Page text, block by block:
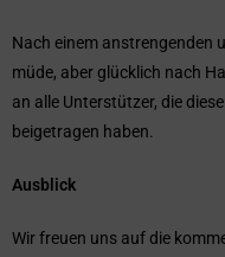
Nach einem anstrengenden
müde, aber glücklich nach
an alle Unterstützer, die
beigetragen haben.
Ausblick
Wir freuen uns auf die